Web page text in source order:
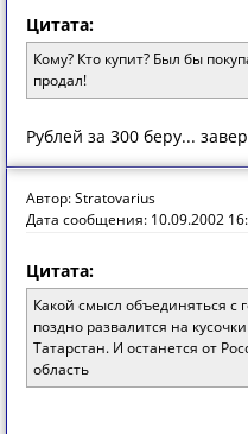
Цитата:
Кому? Кто купит? Был бы
продал!
Рублей за 300 беру...
Автор: Stratovarius
Дата сообщения: 10.09.2002
Цитата:
Какой смысл объединяться с
поздно развалится на
Татарстан. И останется от
область